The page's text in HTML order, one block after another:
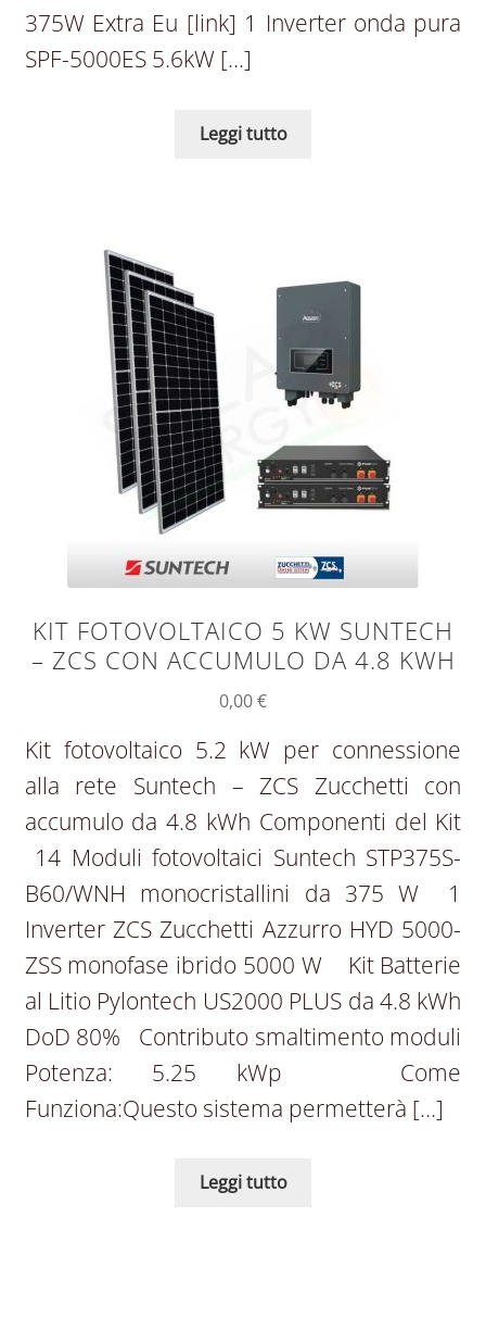
375W Extra Eu [link] 1 Inverter onda pura
SPF-5000ES 5.6kW […]
Leggi tutto
KIT FOTOVOLTAICO 5 KW SUNTECH
– ZCS CON ACCUMULO DA 4.8 KWH
0,00€
Kit fotovoltaico 5.2 kW per connessione
alla rete Suntech – ZCS Zucchetti con
accumulo da 4.8 kWh Componenti del Kit
14 Moduli fotovoltaici Suntech STP375S-
B60/WNH monocristallini da 375 W 1
Inverter ZCS Zucchetti Azzurro HYD 5000-
ZSS monofase ibrido 5000 W Kit Batterie
al Litio Pylontech US2000 PLUS da 4.8 kWh
DoD 80% Contributo smaltimento moduli
Potenza: 5.25 kWp Come
Funziona:Questo sistema permetterà […]
Leggi tutto